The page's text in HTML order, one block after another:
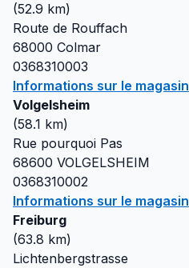
(52.9 km)
Route de Rouffach
68000 Colmar
0368310003
Informations sur le magasin
Volgelsheim
(58.1 km)
Rue pourquoi Pas
68600 VOLGELSHEIM
0368310002
Informations sur le magasin
Freiburg
(63.8 km)
Lichtenbergstrasse